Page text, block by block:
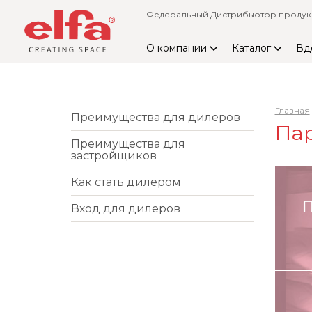
Федеральный Дистрибьютор
О компании Каталог
Преимущества для дилеров
Преимущества для
застройщиков
Как стать дилером
Вход для дилеров
Главная